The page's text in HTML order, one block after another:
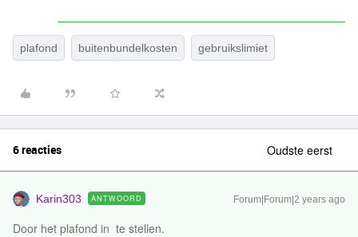
plafond buitenbundelkosten gebruikslimiet
6 reacties Oudste eerst
Karin303 ANTWOORD Forum|Forum|2 years ago
Door het plafond in te stellen.